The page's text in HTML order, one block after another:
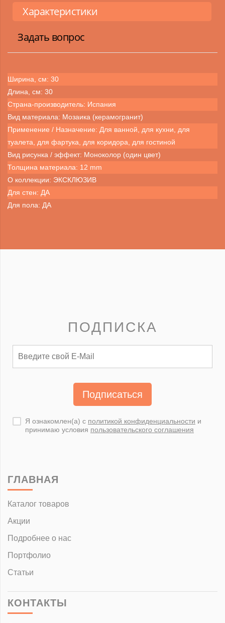
Характеристики
Задать вопрос
Ширина, см: 30
Длина, см: 30
Страна-производитель: Испания
Вид материала: Мозаика (керамогранит)
Применение / Назначение: Для ванной, для кухни, для
туалета, для фартука, для коридора, для гостиной
Вид рисунка / эффект: Моноколор (один цвет)
Толщина материала: 12 mm
О коллекции: ЭКСКЛЮЗИВ
Для стен: ДА
Для пола: ДА
ПОДПИСКА
Подписаться
Я ознакомлен(а) с политикой конфиденциальности и
принимаю условия пользовательского соглашения
ГЛАВНАЯ
Каталог товаров
Акции
Подробнее о нас
Портфолио
Статьи
КОНТАКТЫ